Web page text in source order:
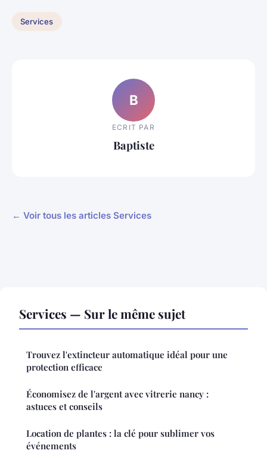
Services
B
ECRIT PAR
Baptiste
← Voir tous les articles Services
Services — Sur le même sujet
Trouvez l'extincteur automatique idéal pour une
protection efficace
Économisez de l'argent avec vitrerie nancy :
astuces et conseils
Location de plantes : la clé pour sublimer vos
événements